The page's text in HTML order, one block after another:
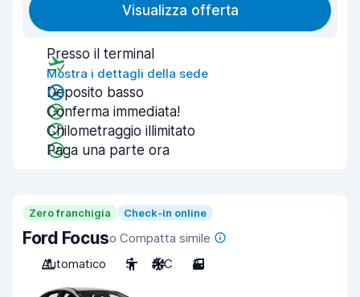
Visualizza offerta
Presso il terminal
Mostra i dettagli della sede
Deposito basso
Conferma immediata!
Chilometraggio illimitato
Paga una parte ora
Zero franchigia Check-in online
Ford Focuso Compatta simile
Automatico
5 A/C 3